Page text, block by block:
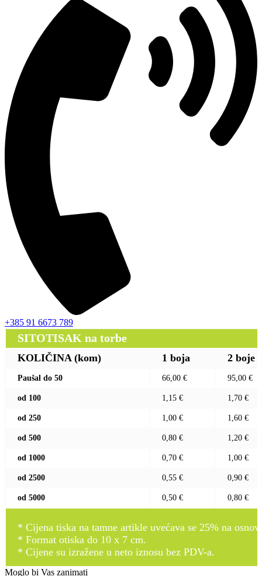
+385 91 6673 789
SITOTISAK na torbe
KOLIČINA (kom) 1 boja 2 boje
Paušal do 50 66,00 € 95,00 €
od 100 1,15 € 1,70 €
od 250 1,00 € 1,60 €
od 500 0,80 € 1,20 €
od 1000 0,70 € 1,00 €
od 2500 0,55 € 0,90 €
od 5000 0,50 € 0,80 €
* Cijena tiska na tamne artikle uvećava se 25% na
* Format otiska do 10 x 7 cm.
* Cijene su izražene u neto iznosu bez PDV-a.
Moglo bi Vas zanimati